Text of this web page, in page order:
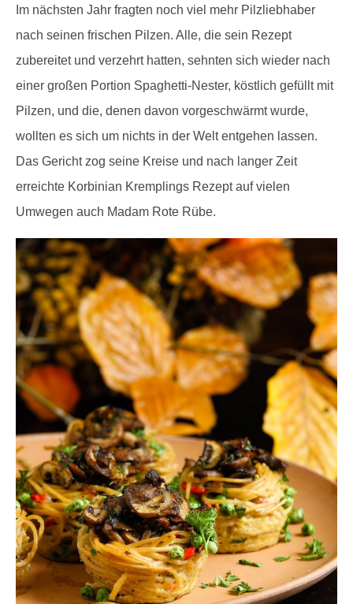
Im nächsten Jahr fragten noch viel mehr Pilzliebhaber
nach seinen frischen Pilzen. Alle, die sein Rezept
zubereitet und verzehrt hatten, sehnten sich wieder nach
einer großen Portion Spaghetti-Nester, köstlich gefüllt mit
Pilzen, und die, denen davon vorgeschwärmt wurde,
wollten es sich um nichts in der Welt entgehen lassen.
Das Gericht zog seine Kreise und nach langer Zeit
erreichte Korbinian Kremplings Rezept auf vielen
Umwegen auch Madam Rote Rübe.